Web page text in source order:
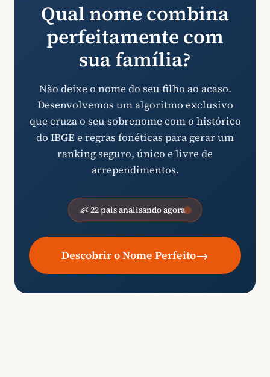
Qual nome combina
perfeitamente com
sua família?
Não deixe o nome do seu filho ao acaso.
Desenvolvemos um algoritmo exclusivo
que cruza o seu sobrenome com o histórico
do IBGE e regras fonéticas para gerar um
ranking seguro, único e livre de
arrependimentos.
👶 22 pais analisando agora
Descobrir o Nome Perfeito→